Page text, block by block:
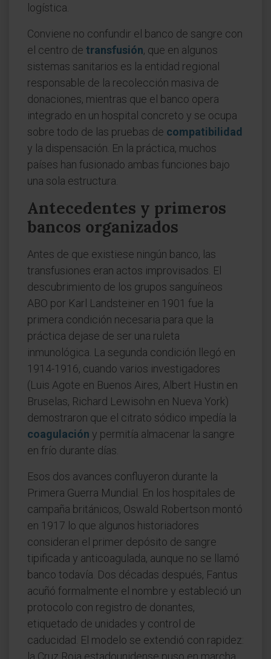
logística.
Conviene no confundir el banco de sangre con
el centro de transfusión, que en algunos
sistemas sanitarios es la entidad regional
responsable de la recolección masiva de
donaciones, mientras que el banco opera
integrado en un hospital concreto y se ocupa
sobre todo de las pruebas de compatibilidad
y la dispensación. En la práctica, muchos
países han fusionado ambas funciones bajo
una sola estructura.
Antecedentes y primeros
bancos organizados
Antes de que existiese ningún banco, las
transfusiones eran actos improvisados. El
descubrimiento de los grupos sanguíneos
ABO por Karl Landsteiner en 1901 fue la
primera condición necesaria para que la
práctica dejase de ser una ruleta
inmunológica. La segunda condición llegó en
1914-1916, cuando varios investigadores
(Luis Agote en Buenos Aires, Albert Hustin en
Bruselas, Richard Lewisohn en Nueva York)
demostraron que el citrato sódico impedía la
coagulación y permitía almacenar la sangre
en frío durante días.
Esos dos avances confluyeron durante la
Primera Guerra Mundial. En los hospitales de
campaña británicos, Oswald Robertson montó
en 1917 lo que algunos historiadores
consideran el primer depósito de sangre
tipificada y anticoagulada, aunque no se llamó
banco todavía. Dos décadas después, Fantus
acuñó formalmente el nombre y estableció un
protocolo con registro de donantes,
etiquetado de unidades y control de
caducidad. El modelo se extendió con rapidez:
la Cruz Roja estadounidense puso en marcha